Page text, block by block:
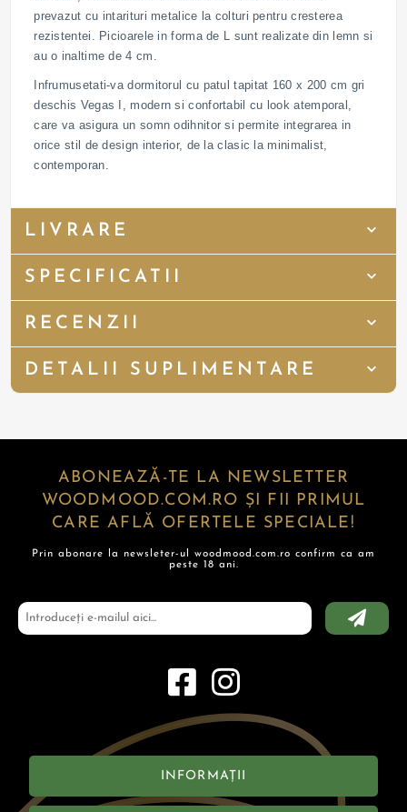
prevazut cu intarituri metalice la colturi pentru cresterea
rezistentei. Picioarele in forma de L sunt realizate din lemn si
au o inaltime de 4 cm.
Infrumusetati-va dormitorul cu patul tapitat 160 x 200 cm gri
deschis Vegas I, modern si confortabil cu look atemporal,
care va asigura un somn odihnitor si permite integrarea in
orice stil de design interior, de la clasic la minimalist,
contemporan.
LIVRARE
SPECIFICATII
RECENZII
DETALII SUPLIMENTARE
ABONEAZĂ-TE LA NEWSLETTER
WOODMOOD.COM.RO ȘI FII PRIMUL
CARE AFLĂ OFERTELE SPECIALE!
Prin abonare la newsleter-ul woodmood.com.ro confirm ca am
peste 18 ani.
INFORMAȚII